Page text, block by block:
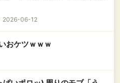
2026-06-12
おケツｗｗｗ